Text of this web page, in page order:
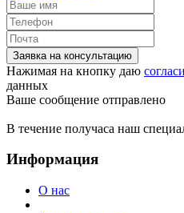
Заявка на консультацию
Нажимая на кнопку даю
данных
Ваше сообщение отправлено
В течение получаса наш
Информация
О нас